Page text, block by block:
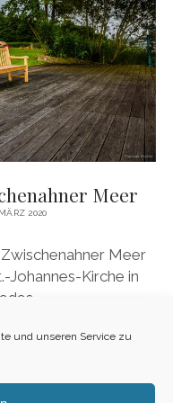
und unseren Service zu
Meer
2020
Meer
Johannes-Kirche in